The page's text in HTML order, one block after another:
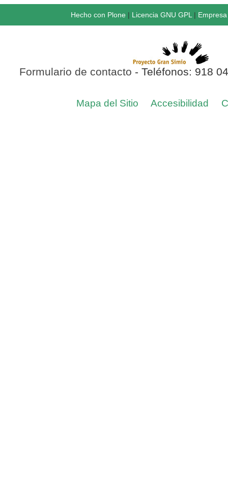
Hecho con Plone| Licencia GNU GPL |
Formulario de contacto - Teléfonos: 918
Mapa del Sitio Accesibilidad